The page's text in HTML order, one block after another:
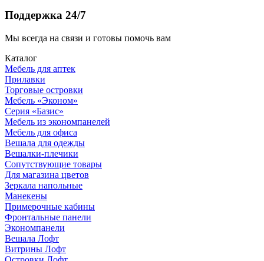
Поддержка 24/7
Мы всегда на связи и готовы помочь вам
Каталог
Мебель для аптек
Прилавки
Торговые островки
Мебель «Эконом»
Серия «Базис»
Мебель из экономпанелей
Мебель для офиса
Вешала для одежды
Вешалки-плечики
Сопутствующие товары
Для магазина цветов
Зеркала напольные
Манекены
Примерочные кабины
Фронтальные панели
Экономпанели
Вешала Лофт
Витрины Лофт